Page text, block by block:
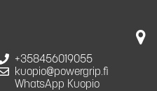
+358456019055
kuopio@powergrip.fi
WhatsApp Kuopio